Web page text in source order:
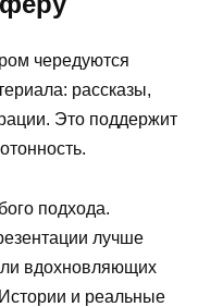
чередуются
рассказы,
Это поддержит
подхода.
лучше
вдохновляющих
и реальные